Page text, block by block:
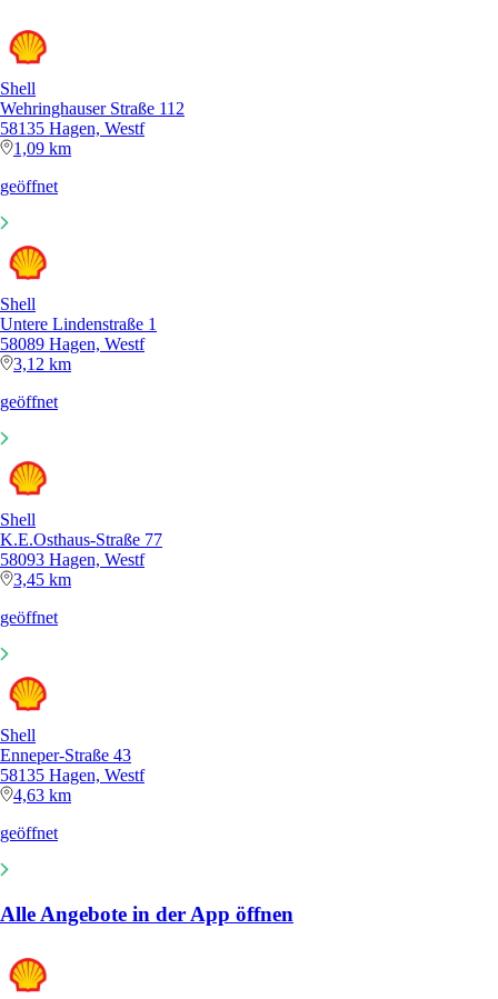
Shell
Wehringhauser Straße 112
58135 Hagen, Westf
1,09 km
geöffnet
Shell
Untere Lindenstraße 1
58089 Hagen, Westf
3,12 km
geöffnet
Shell
K.E.Osthaus-Straße 77
58093 Hagen, Westf
3,45 km
geöffnet
Shell
Enneper-Straße 43
58135 Hagen, Westf
4,63 km
geöffnet
Alle Angebote in der App öffnen